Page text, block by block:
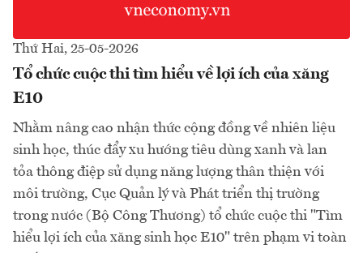
Thứ Hai, 25-05-2026
Tổ chức cuộc thi tìm hiểu về lợi ích của xăng
E10
Nhằm nâng cao nhận thức cộng đồng về nhiên liệu
sinh học, thúc đẩy xu hướng tiêu dùng xanh và lan
tỏa thông điệp sử dụng năng lượng thân thiện với
môi trường, Cục Quản lý và Phát triển thị trường
trong nước (Bộ Công Thương) tổ chức cuộc thi "Tìm
hiểu lợi ích của xăng sinh học E10" trên phạm vi toàn